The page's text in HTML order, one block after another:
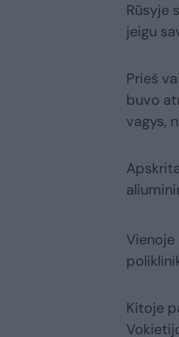
Rūsyje
jeigu
Prieš
buvo
vagys,
Kitoje